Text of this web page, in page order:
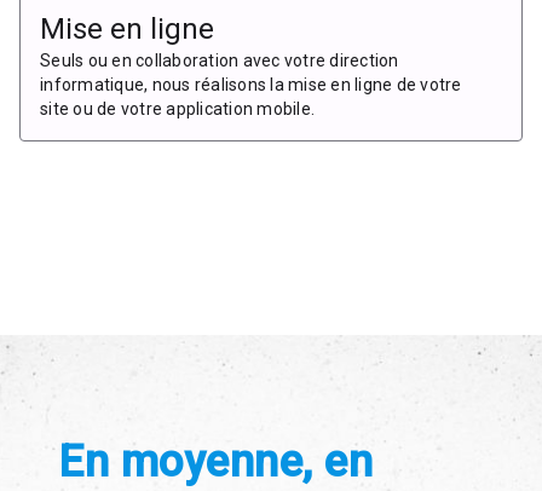
Mise en ligne
Seuls ou en collaboration avec votre direction
informatique, nous réalisons la mise en ligne de votre
site ou de votre application mobile.
En moyenne, en